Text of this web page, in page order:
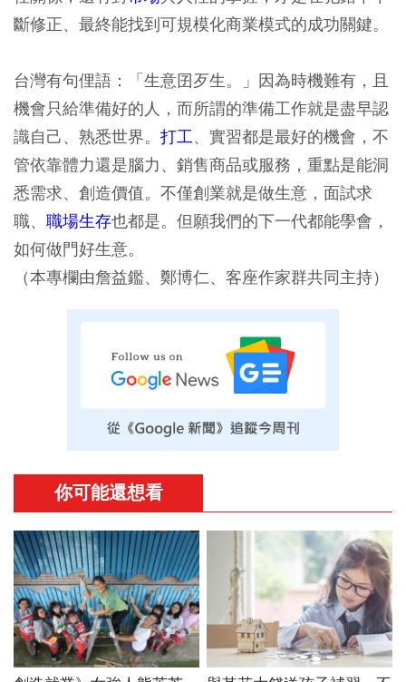
斷修正、最終能找到可規模化商業模式的成功關鍵。
台灣有句俚語：「生意囝歹生。」因為時機難有，且
機會只給準備好的人，而所謂的準備工作就是盡早認
識自己、熟悉世界。 打工、實習都是最好的機會，不
管依靠體力還是腦力、銷售商品或服務，重點是能洞
悉需求、創造價值。不僅創業就是做生意，面試求
職、 職場生存也都是。但願我們的下一代都能學會，
如何做門好生意。
（本專欄由詹益鑑、鄭博仁、客座作家群共同主持）